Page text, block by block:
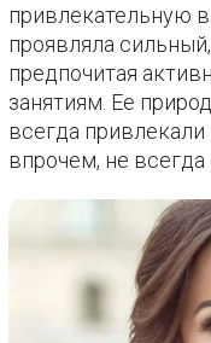
привлекательную
проявляла
предпочитая
занятиям. Ее
всегда
впрочем, не